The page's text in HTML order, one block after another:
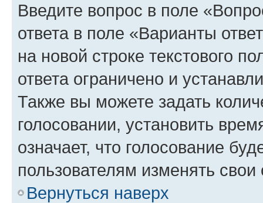
Введите вопрос в поле
ответа в поле «Варианты
на новой строке текстового
ответа ограничено и
Также вы можете задать
голосовании, установить
означает, что голосование
пользователям изменять свои
Вернуться наверх